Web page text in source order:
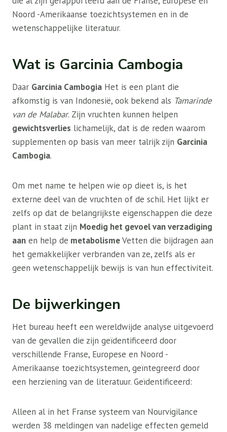
Noord -Amerikaanse toezichtsystemen en in de
wetenschappelijke literatuur.
Wat is Garcinia Cambogia
Daar Garcinia Cambogia Het is een plant die
afkomstig is van Indonesië, ook bekend als Tamarinde
van de Malabar. Zijn vruchten kunnen helpen
gewichtsverlies lichamelijk, dat is de reden waarom
supplementen op basis van meer talrijk zijn Garcinia
Cambogia.
Om met name te helpen wie op dieet is, is het
externe deel van de vruchten of de schil. Het lijkt er
zelfs op dat de belangrijkste eigenschappen die deze
plant in staat zijn Moedig het gevoel van verzadiging
aan en help de metabolismeVetten die bijdragen aan
het gemakkelijker verbranden van ze, zelfs als er
geen wetenschappelijk bewijs is van hun effectiviteit.
De bijwerkingen
Het bureau heeft een wereldwijde analyse uitgevoerd
van de gevallen die zijn geïdentificeerd door
verschillende Franse, Europese en Noord -
Amerikaanse toezichtsystemen, geïntegreerd door
een herziening van de literatuur. Geïdentificeerd:
Alleen al in het Franse systeem van Nourvigilance
werden 38 meldingen van nadelige effecten gemeld